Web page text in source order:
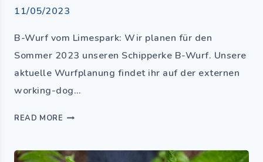
11/05/2023
B-Wurf vom Limespark: Wir planen für den
Sommer 2023 unseren Schipperke B-Wurf. Unsere
aktuelle Wurfplanung findet ihr auf der externen
working-dog…
READ MORE